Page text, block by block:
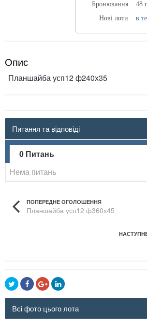
Бронювання
48
Нові лоти
в
Опис
Планшайба усп12 ф240х35
Питання та відповіді
0 Питань
Нема питань
ПОПЕРЕДНЕ ОГОЛОШЕННЯ
Планшайба усп12 ф360х45
Всі фото цього лота